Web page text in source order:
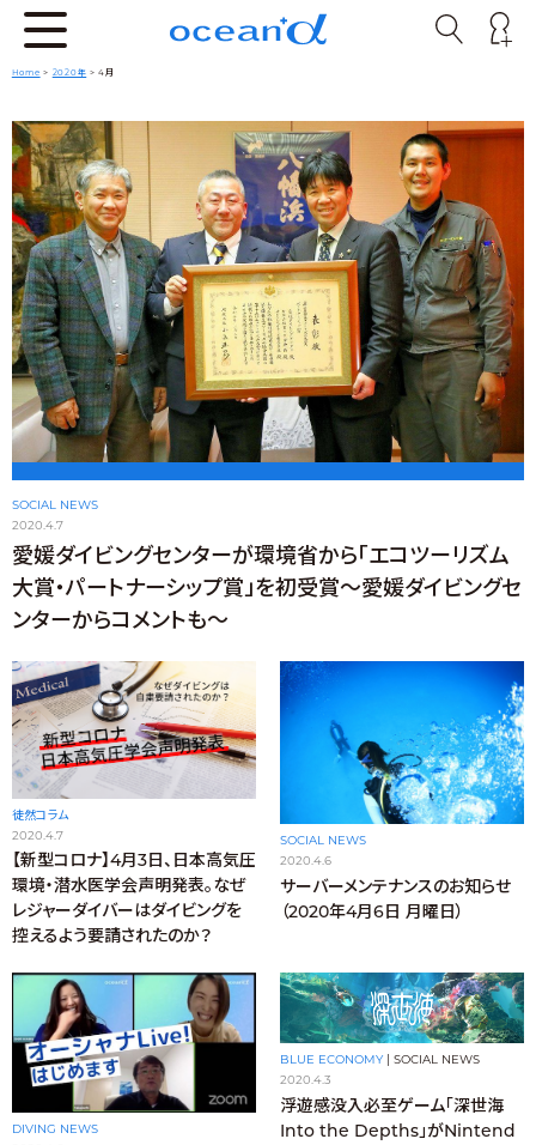
Home > 2020年 > 4月
SOCIAL NEWS
2020.4.7
愛媛ダイビングセンターが環境省から「エコツーリズム
大賞・パートナーシップ賞」を初受賞〜愛媛ダイビングセ
ンターからコメントも〜
徒然コラム
2020.4.7
【新型コロナ】4月3日、日本高気圧
環境・潜水医学会声明発表。なぜ
レジャーダイバーはダイビングを
控えるよう要請されたのか？
SOCIAL NEWS
2020.4.6
サーバーメンテナンスのお知らせ
（2020年4月6日 月曜日）
DIVING NEWS
BLUE ECONOMY
SOCIAL NEWS
2020.4.3
浮遊感没入必至ゲーム「深世海
Into the Depths」がNintend